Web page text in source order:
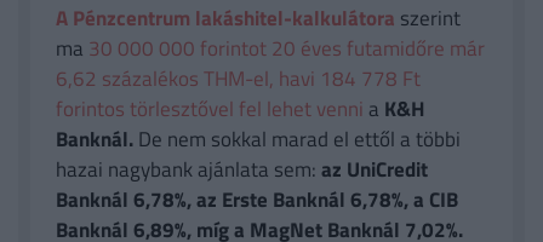
A Pénzcentrum lakáshitel-kalkulátora szerint
ma 30 000 000 forintot 20 éves futamidőre már
6,62 százalékos THM-el, havi 184 778 Ft
forintos törlesztővel fel lehet venni a K&H
Banknál.De nem sokkal marad el ettől a többi
hazai nagybank ajánlata sem:az UniCredit
Banknál 6,78%, az Erste Banknál 6,78%, a CIB
Banknál 6,89%, míg a MagNet Banknál 7,02%.